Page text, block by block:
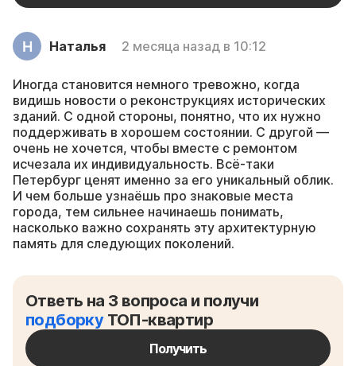
Наталья 2 месяца назад в 10:12
Иногда становится немного тревожно, когда
видишь новости о реконструкциях исторических
зданий. С одной стороны, понятно, что их нужно
поддерживать в хорошем состоянии. С другой —
очень не хочется, чтобы вместе с ремонтом
исчезала их индивидуальность. Всё-таки
Петербург ценят именно за его уникальный облик.
И чем больше узнаёшь про знаковые места
города, тем сильнее начинаешь понимать,
насколько важно сохранять эту архитектурную
память для следующих поколений.
Ответь на 3 вопроса и получи
подборкуТОП-квартир
Получить